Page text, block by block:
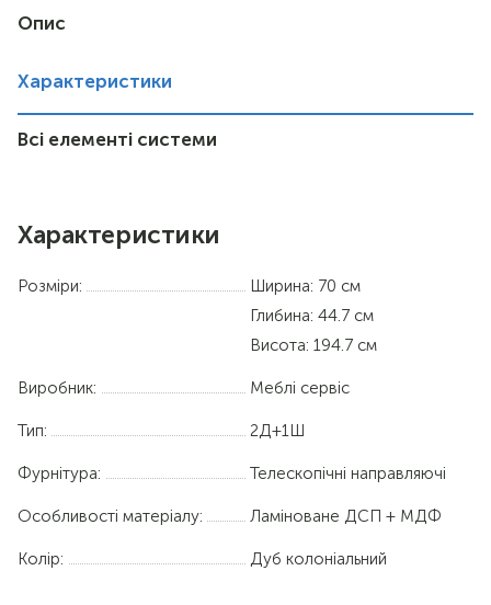
Опис
Характеристики
Всі елементі системи
Характеристики
Розміри:
Ширина: 70 см
Глибина: 44.7 см
Висота: 194.7 см
Виробник: Меблі сервіс
Тип: 2Д+1Ш
Фурнітура: Телескопічні направляючі
Особливості матеріалу: Ламіноване ДСП + МДФ
Колір: Дуб колоніальний